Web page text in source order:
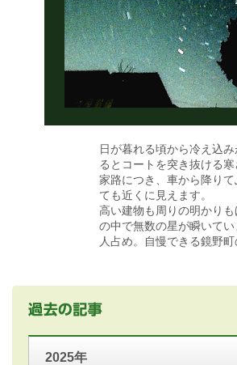
日が暮れる頃から冷え込
るとコートを突き抜ける寒
家路につき、車から降り
ても近くに見えます。
高い建物も周りの明かり
の中で無数の星が瞬いて
人占め。自慢できる鏡野町
2025年